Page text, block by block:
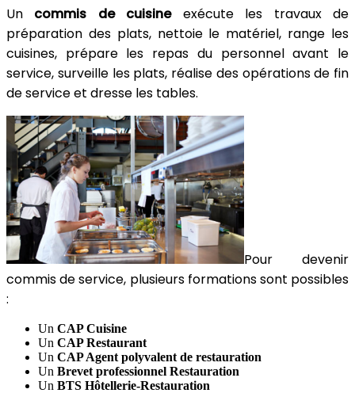
Un commis de cuisineexécute les travaux de
préparation des plats, nettoie le matériel, range les
cuisines, prépare les repas du personnel avant le
service, surveille les plats, réalise des opérations de fin
de service et dresse les tables.
Pour devenir
commis de service, plusieurs formations sont possibles
:
Un CAP Cuisine
Un CAP Restaurant
Un CAP Agent polyvalent de restauration
Un Brevet professionnel Restauration
Un BTS Hôtellerie-Restauration